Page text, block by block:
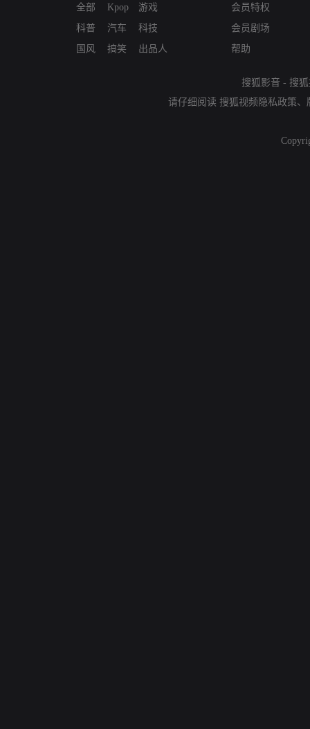
全部
科普
国风
Kpop
汽车
搞笑
游戏
科技
出品人
会员特权
会员剧场
帮助
搜狐影音 - 搜
请仔细阅读 搜狐视频隐私政策、